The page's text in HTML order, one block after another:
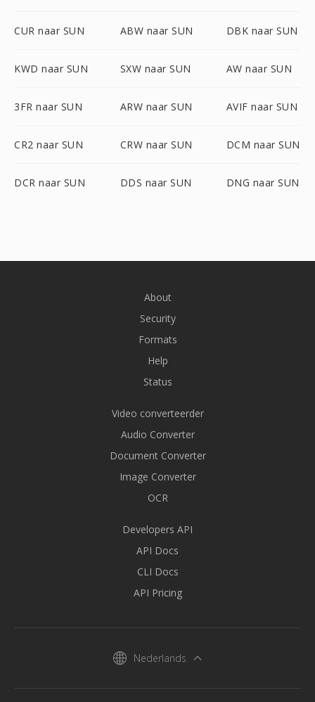
CUR naar SUN ABW naar SUN DBK naar SUN
KWD naar SUN SXW naar SUN AW naar SUN
3FR naar SUN ARW naar SUN AVIF naar SUN
CR2 naar SUN CRW naar SUN DCM naar SUN
DCR naar SUN DDS naar SUN DNG naar SUN
About
Security
Formats
Help
Status
Video converteerder
Audio Converter
Document Converter
Image Converter
OCR
Developers API
API Docs
CLI Docs
API Pricing
Nederlands